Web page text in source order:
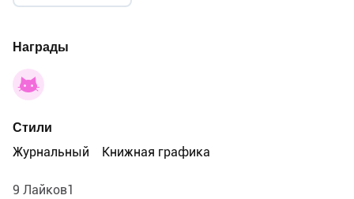
Награды
Стили
Журнальный
Книжная графика
9 Лайков1